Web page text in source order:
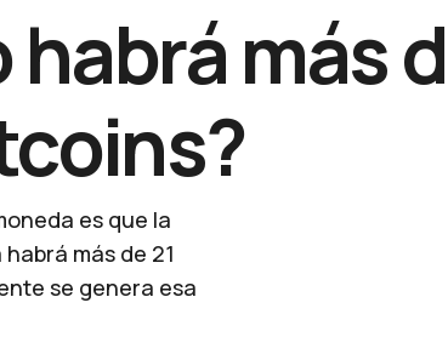
más
es que la
más de 21
se genera esa